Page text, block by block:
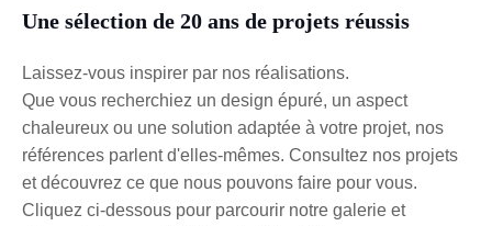
Une sélection de 20 ans de projets réussis
Laissez-vous inspirer par nos réalisations.
Que vous recherchiez un design épuré, un aspect
chaleureux ou une solution adaptée à votre projet, nos
références parlent d'elles-mêmes. Consultez nos projets
et découvrez ce que nous pouvons faire pour vous.
Cliquez ci-dessous pour parcourir notre galerie et